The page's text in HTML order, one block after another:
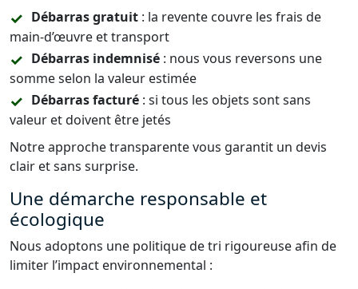
Débarras gratuit : la revente couvre les frais de
main-d’œuvre et transport
Débarras indemnisé : nous vous reversons une
somme selon la valeur estimée
Débarras facturé : si tous les objets sont sans
valeur et doivent être jetés
Notre approche transparente vous garantit un devis
clair et sans surprise.
Une démarche responsable et
écologique
Nous adoptons une politique de tri rigoureuse afin de
limiter l’impact environnemental :